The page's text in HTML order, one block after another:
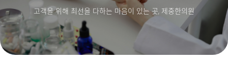
고객을 위해 최선을 다하는 마음이 있는 곳, 제중한의원